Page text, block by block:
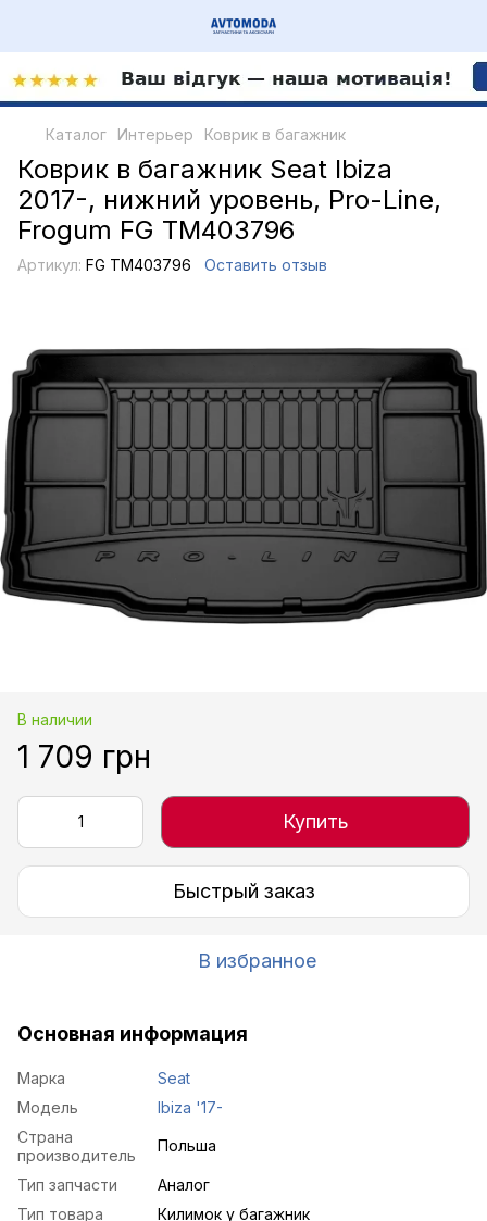
Каталог Интерьер Коврик в багажник
Коврик в багажник Seat Ibiza
2017-, нижний уровень, Pro-Line,
Frogum FG TM403796
Артикул: FG TM403796 Оставить отзыв
В наличии
1 709 грн
Купить
Быстрый заказ
В избранное
Основная информация
Марка
Seat
Модель
Ibiza '17-
Страна
производитель
Польша
Тип запчасти
Аналог
Тип товара
Килимок у багажник